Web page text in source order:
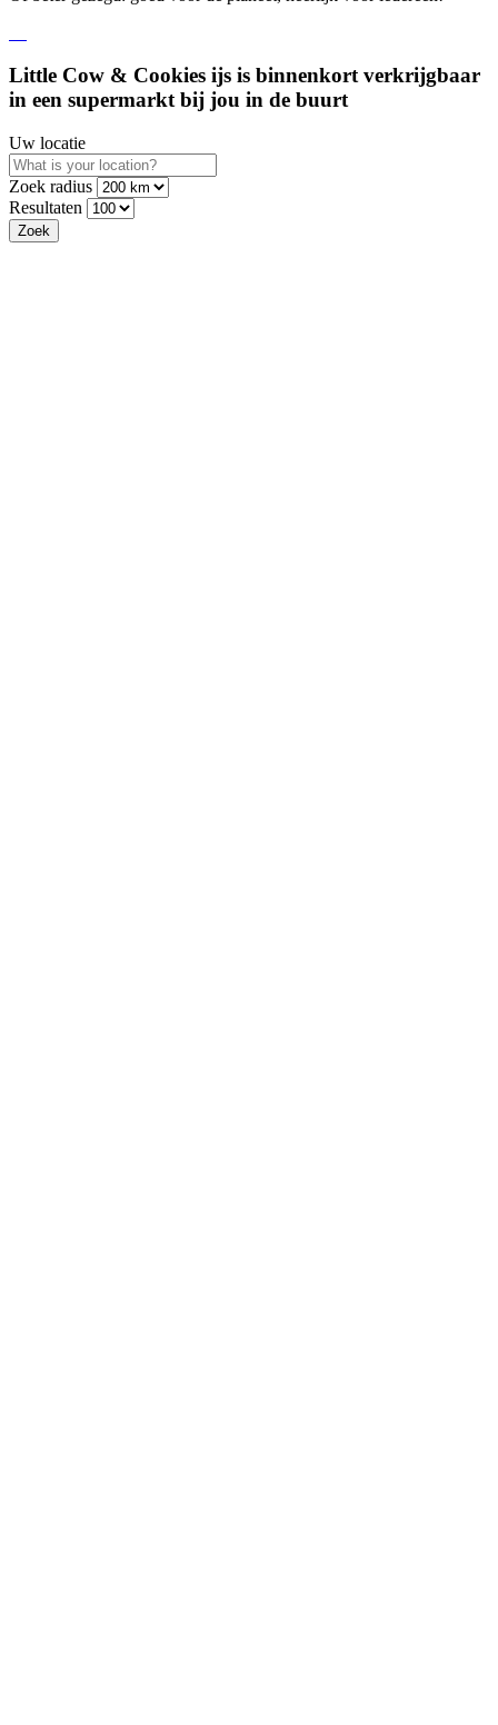
Little Cow & Cookies ijs is binnenkort verkrijgbaar
in een supermarkt bij jou in de buurt
Uw locatie
Zoek radius
Resultaten